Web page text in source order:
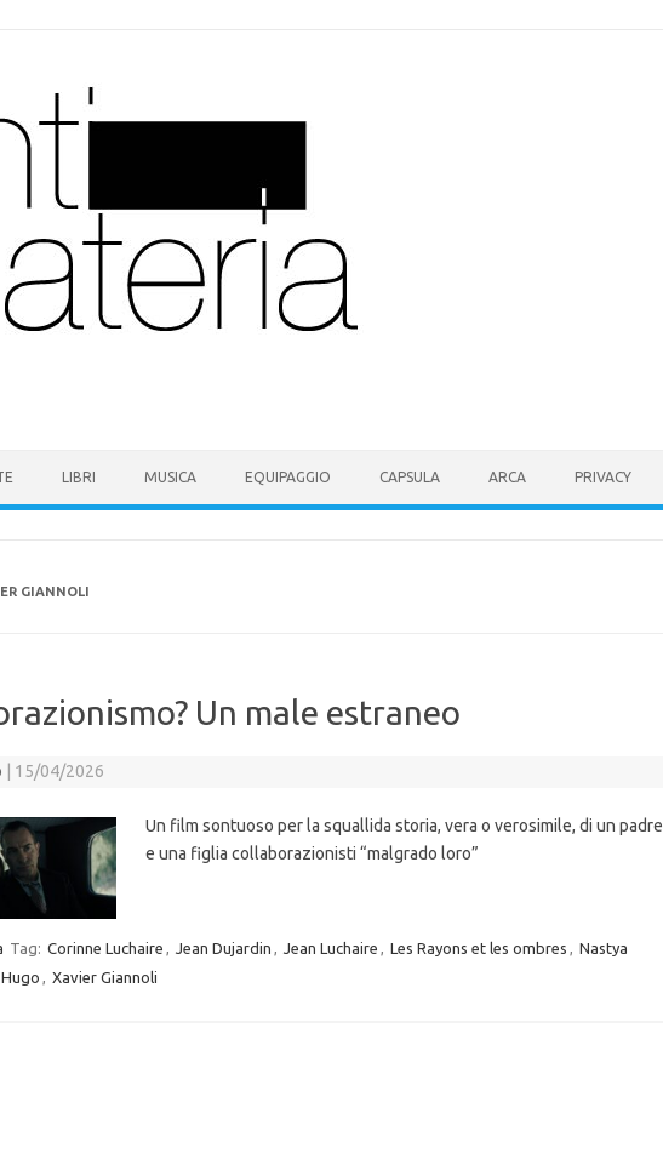
LIBRI MUSICA EQUIPAGGIO CAPSULA ARCA PRIVACY
GIANNOLI
Un male estraneo
15/04/2026
Un film sontuoso per la squallida storia, vera o verosimile, di un padre
e una figlia collaborazionisti “malgrado loro”
Tag: Corinne Luchaire , Jean Dujardin , Jean Luchaire , Les Rayons et les ombres , Nastya
, Xavier Giannoli